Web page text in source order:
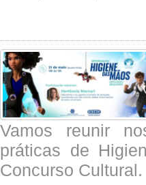
Vamos reunir
práticas de
Concurso Cultural.